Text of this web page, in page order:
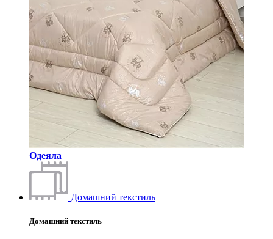
Одеяла
Домашний текстиль
Домашний текстиль